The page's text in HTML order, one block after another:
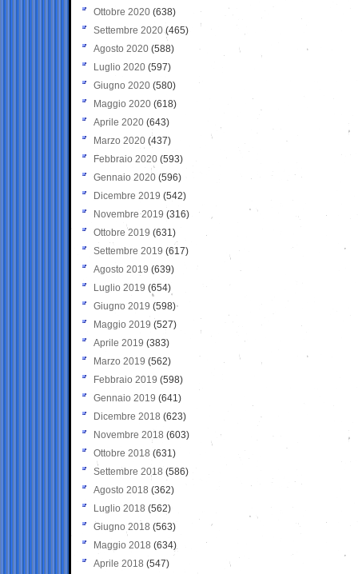
Ottobre 2020 (638)
Settembre 2020(465)
Agosto 2020 (588)
Luglio 2020 (597)
Giugno 2020 (580)
Maggio 2020 (618)
Aprile 2020 (643)
Marzo 2020 (437)
Febbraio 2020 (593)
Gennaio 2020 (596)
Dicembre 2019 (542)
Novembre 2019 (316)
Ottobre 2019 (631)
Settembre 2019 (617)
Agosto 2019 (639)
Luglio 2019 (654)
Giugno 2019 (598)
Maggio 2019 (527)
Aprile 2019 (383)
Marzo 2019 (562)
Febbraio 2019 (598)
Gennaio 2019 (641)
Dicembre 2018 (623)
Novembre 2018 (603)
Ottobre 2018 (631)
Settembre 2018 (586)
Agosto 2018 (362)
Luglio 2018 (562)
Giugno 2018 (563)
Maggio 2018 (634)
Aprile 2018 (547)